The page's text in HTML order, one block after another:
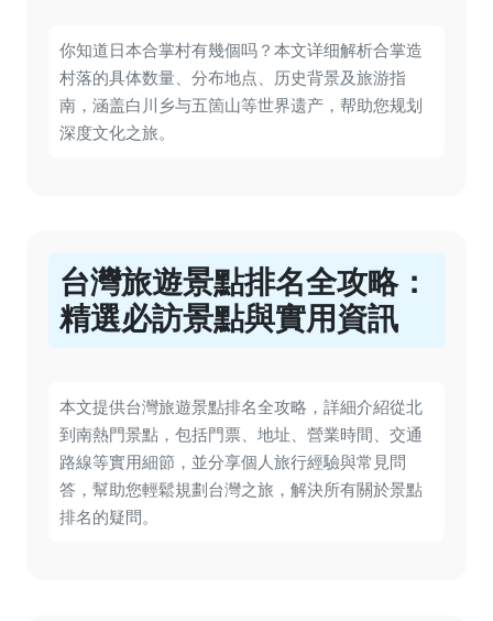
你知道日本合掌村有幾個吗？本文详细解析合掌造
村落的具体数量、分布地点、历史背景及旅游指
南，涵盖白川乡与五箇山等世界遗产，帮助您规划
深度文化之旅。
台灣旅遊景點排名全攻略：
精選必訪景點與實用資訊
本文提供台灣旅遊景點排名全攻略，詳細介紹從北
到南熱門景點，包括門票、地址、營業時間、交通
路線等實用細節，並分享個人旅行經驗與常見問
答，幫助您輕鬆規劃台灣之旅，解決所有關於景點
排名的疑問。